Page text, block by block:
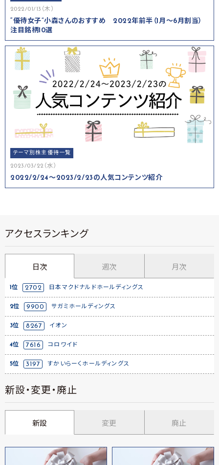
2022/01/13（木）
“優待女子”小森さんのおすすめ 2022年前半（1月～6月割当）
注目銘柄10選
テーマ別株主優待一覧
2023/03/22（水）
2022/2/24～2023/2/23の人気コンテンツ紹介
アクセスランキング
日次 週次 月次
1位 2702 日本マクドナルドホールディングス
2位 9900 サガミホールディングス
3位 8267 イオン
4位 7616 コロワイド
5位 3197 すかいらーくホールディングス
新設・変更・廃止
新設 変更 廃止